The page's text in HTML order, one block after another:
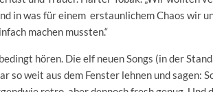
in was für einem erstaunlichem Chaos wir
machen mussten.“
hören. Die elf neuen Songs (in der
so weit aus dem Fenster lehnen und sagen: